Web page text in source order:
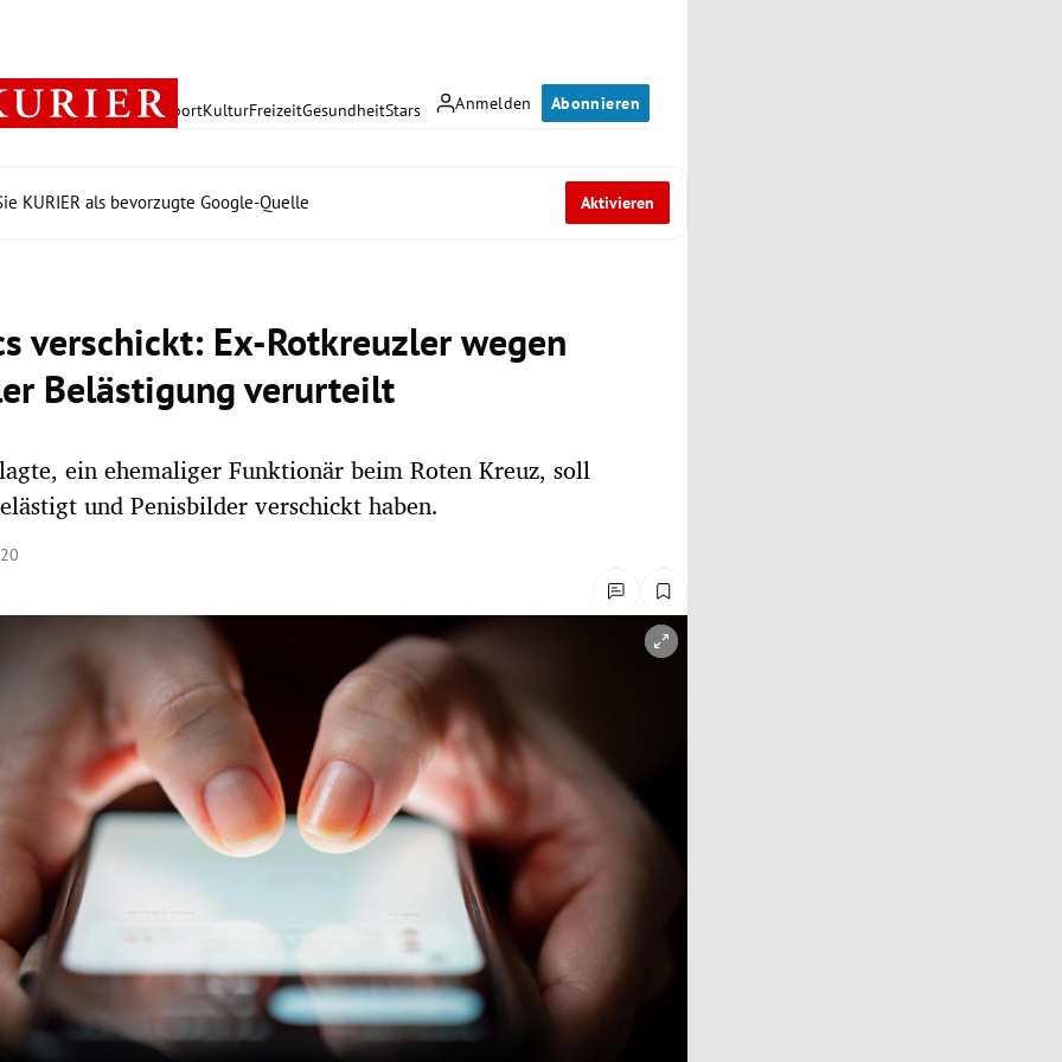
Anmelden Abonnieren
PolitikWirtschaft SportKulturFreizeitGesundheitStars
KURIER als bevorzugte Google-Quelle Aktivieren
verschickt: Ex-Rotkreuzler wegen
Belästigung verurteilt
ein ehemaliger Funktionär beim Roten Kreuz, soll
und Penisbilder verschickt haben.
öffnen/schließen